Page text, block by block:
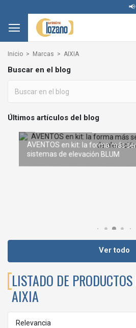
📢
Inicio Marcas AIXIA
Buscar en el blog
Últimos artículos del blog
REVEGO de BLUM: el sistema de puertas escamoteables que
AVENTOS en kit: la forma más
sistemas de elevación BLUM
Condena con llave: una solución
Ver todo
LISTADO DE
AIXIA
Relevancia